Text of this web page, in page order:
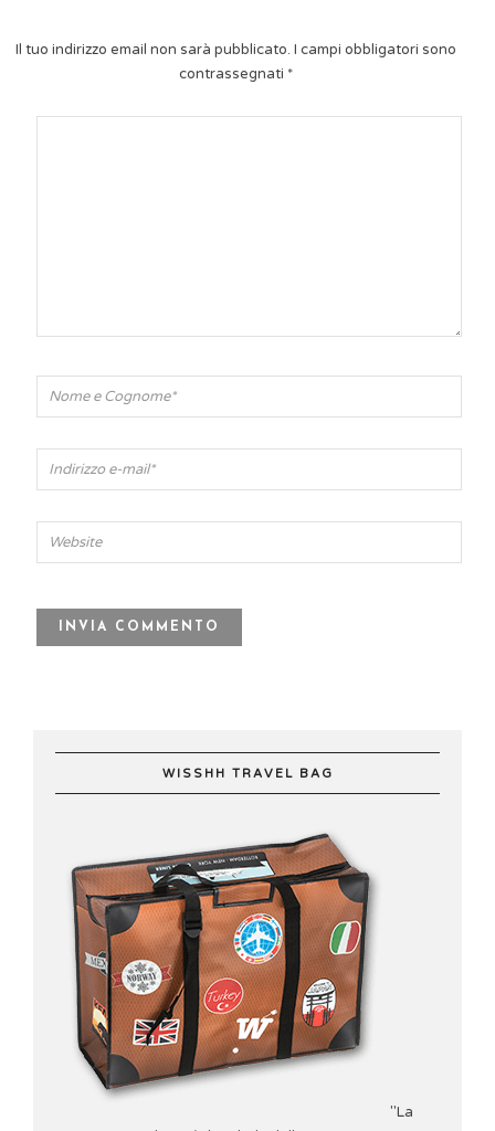
Il tuo indirizzo email non sarà pubblicato. I campi obbligatori sono
contrassegnati *
WISSHH TRAVEL BAG
"La